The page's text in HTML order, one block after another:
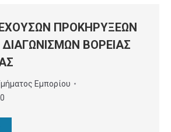
ΠΡΟΚΗΡΥΞΕΩΝ
ΒΟΡΕΙΑΣ
Εμπορίου